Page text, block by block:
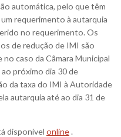
automática, pelo que têm
requerimento à autarquia
no requerimento. Os
de redução de IMI são
caso da Câmara Municipal
próximo dia 30 de
da taxa do IMI à Autoridade
autarquia até ao dia 31 de
disponível online.